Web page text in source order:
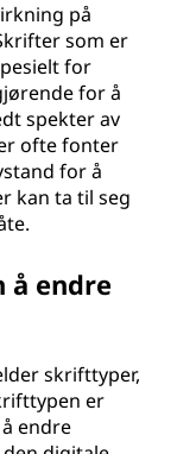
på
som er
for
for å
spekter av
ofte fonter
for å
kan ta til seg
endre
skrifttyper,
er
endre